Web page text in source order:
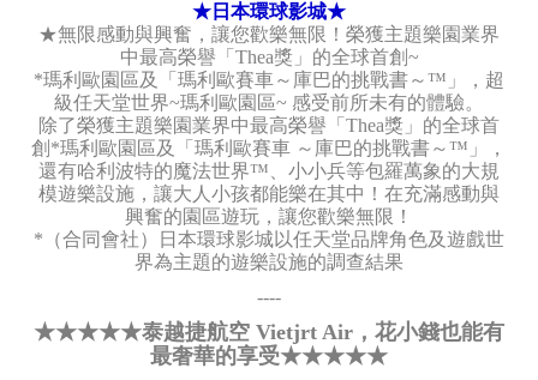
★日本環球影城★
★無限感動與興奮，讓您歡樂無限！榮獲主題樂園業界
中最高榮譽「Thea獎」的全球首創~
*瑪利歐園區及「瑪利歐賽車～庫巴的挑戰書～™」，超
級任天堂世界~瑪利歐園區~ 感受前所未有的體驗。
除了榮獲主題樂園業界中最高榮譽「Thea獎」的全球首
創*瑪利歐園區及「瑪利歐賽車 ～庫巴的挑戰書～™」，
還有哈利波特的魔法世界™、小小兵等包羅萬象的大規
模遊樂設施，讓大人小孩都能樂在其中！在充滿感動與
興奮的園區遊玩，讓您歡樂無限！
*（合同會社）日本環球影城以任天堂品牌角色及遊戲世
界為主題的遊樂設施的調查結果
----
★★★★★泰越捷航空 Vietjrt Air，花小錢也能有
最奢華的享受★★★★★